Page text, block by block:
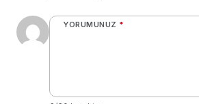
YORUMUNUZ *